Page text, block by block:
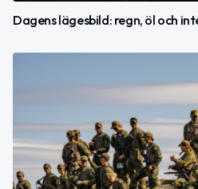
Dagens lägesbild: regn, öl och